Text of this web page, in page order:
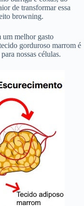
de transformar essa
browning.
um melhor gasto
gorduroso marrom é
nossas células.